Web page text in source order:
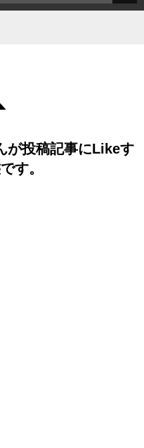
が投稿記事にLikeす
す。